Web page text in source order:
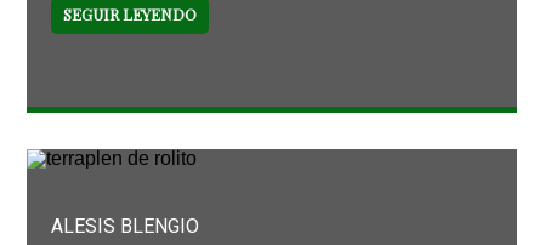
SEGUIR LEYENDO
ALESIS BLENGIO